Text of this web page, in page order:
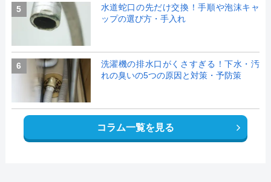
5
水道蛇口の先だけ交換！手順や泡沫キャ
ップの選び方・手入れ
6
洗濯機の排水口がくさすぎる！下水・汚
れの臭いの5つの原因と対策・予防策
コラム一覧を見る